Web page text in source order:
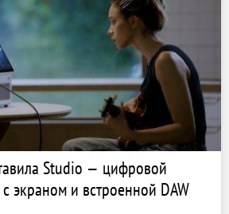
Studio — цифровой
экраном и встроенной DAW